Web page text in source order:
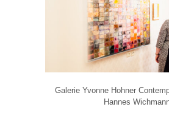
Galerie Yvonne Hohner
Hannes